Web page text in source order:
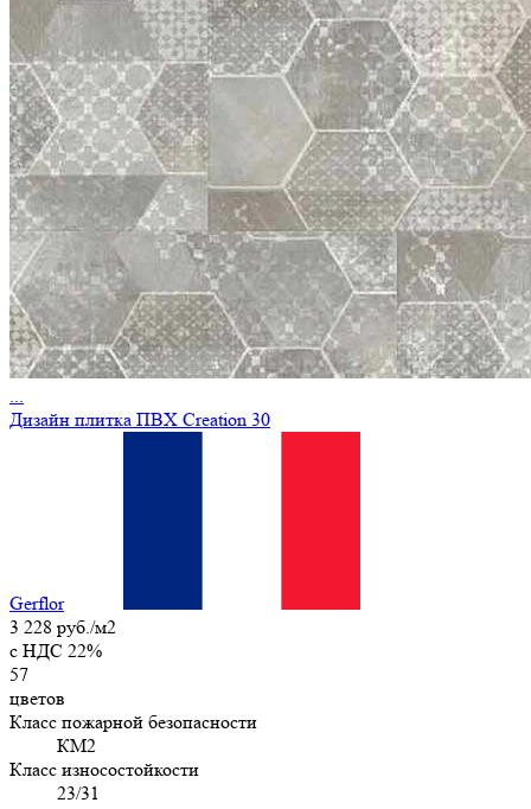
...
Дизайн плитка ПВХ Creation 30
Gerflor
3 228 руб./м2
c НДС 22%
57
цветов
Класс пожарной безопасности
КМ2
Класс износостойкости
23/31